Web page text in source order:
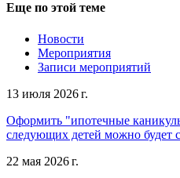
Еще по этой теме
Новости
Мероприятия
Записи мероприятий
13 июля 2026 г.
Оформить "ипотечные
следующих детей можно будет
22 мая 2026 г.